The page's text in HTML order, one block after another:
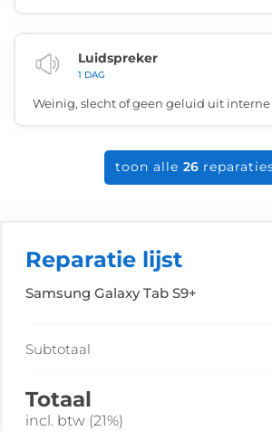
Luidspreker
1 DAG
Weinig, slecht of geen geluid uit interne
toon alle 26
Reparatie lijst
Samsung Galaxy Tab S9+
Subtotaal
Totaal
incl. btw (21%)